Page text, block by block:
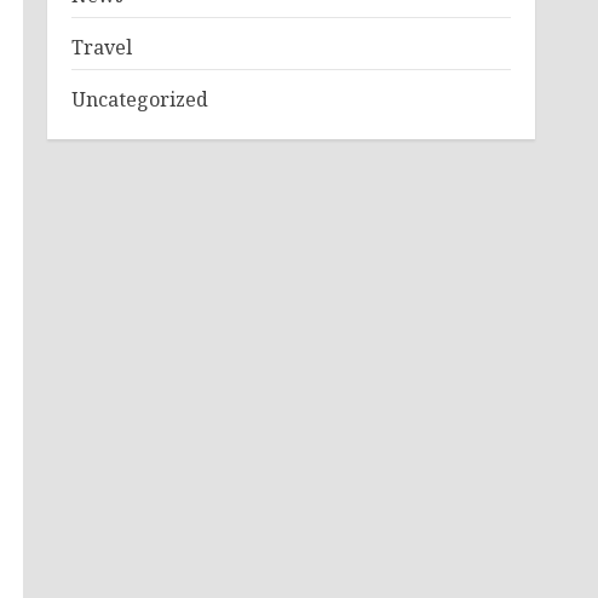
Travel
Uncategorized